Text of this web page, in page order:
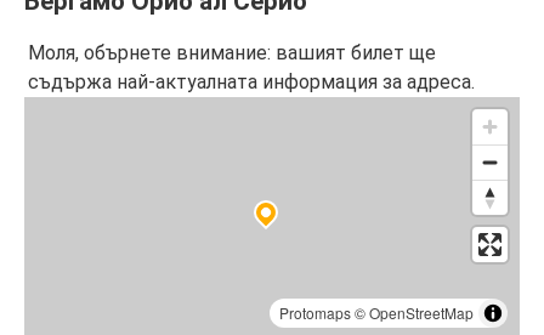
Моля, обърнете внимание: вашият билет ще
съдържа най-актуалната информация за адреса.
Protomaps©OpenStreetMap